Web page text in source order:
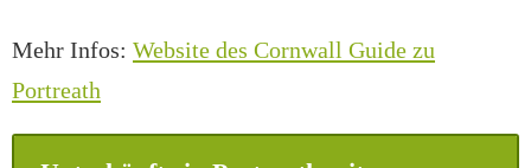
Mehr Infos: Website des Cornwall Guide zu
Portreath